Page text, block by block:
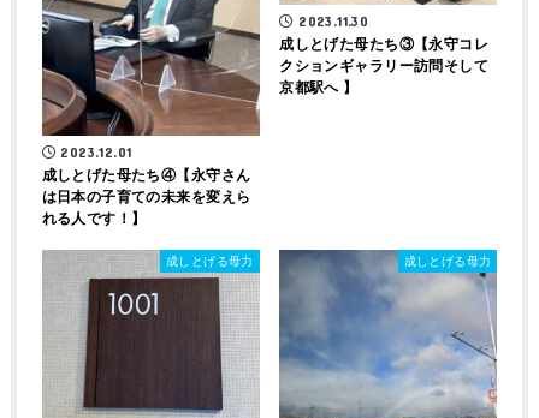
2023.12.01
成しとげた母たち④【永守さん
は日本の子育ての未来を変えら
れる人です！】
2023.11.30
成しとげた母たち③【永守コレ
クションギャラリー訪問そして
京都駅へ 】
成しとげる母力 成しとげる母力